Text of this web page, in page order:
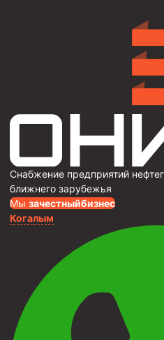
Снабжение предприятий
ближнего зарубежья
Мы зачестныйбизнес
Когалым